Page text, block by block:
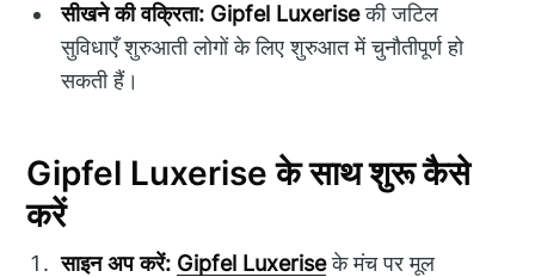
सीखने की वक्रिता: Gipfel Luxeriseकी जटिल
सुविधाएँ शुरुआती लोगों के लिए शुरुआत में चुनौतीपूर्ण हो
सकती हैं।
Gipfel Luxerise के साथ शुरू कैसे
करें
साइन अप करें: Gipfel Luxeriseके मंच पर मूल